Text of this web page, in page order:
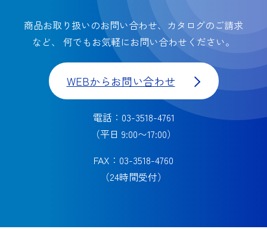
商品お取り扱いのお問い合わせ、カタログのご請求
など、
何でもお気軽にお問い合わせください。
WEBからお問い合わせ
電話：03-3518-4761
（平日 9:00〜17:00）
FAX：03-3518-4760
（24時間受付）